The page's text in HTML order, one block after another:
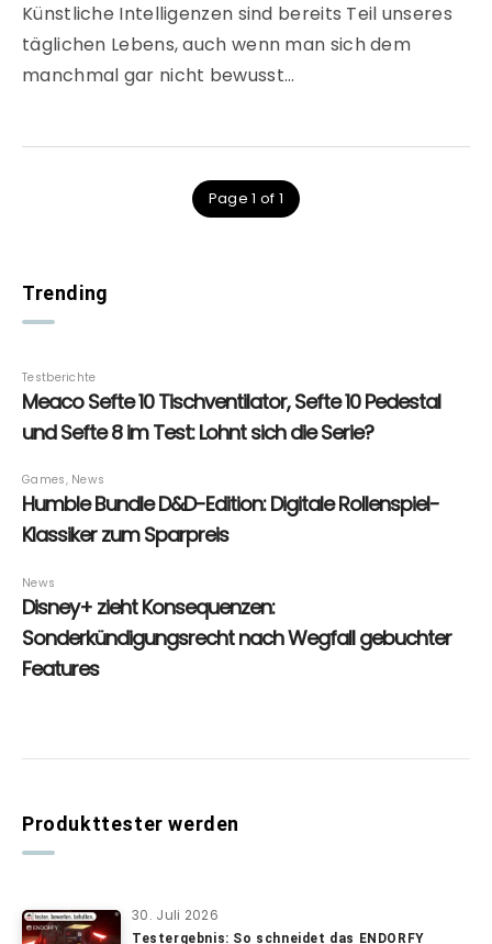
Künstliche Intelligenzen sind bereits Teil unseres
täglichen Lebens, auch wenn man sich dem
manchmal gar nicht bewusst…
Page 1 of 1
Trending
Produkttester werden
30. Juli 2026
Testergebnis: So schneidet das ENDORFY